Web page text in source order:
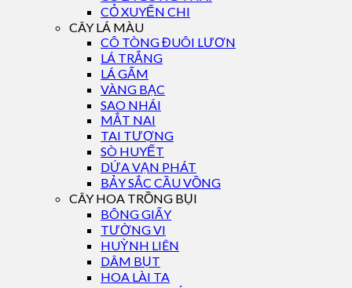
CỎ XUYẾN CHI
CÂY LÁ MÀU
CÔ TÒNG ĐUÔI LƯƠN
LÁ TRẮNG
LÁ GẤM
VÀNG BẠC
SAO NHÁI
MẮT NAI
TAI TƯỢNG
SÒ HUYẾT
DỨA VẠN PHÁT
BẢY SẮC CẦU VỒNG
CÂY HOA TRỒNG BỤI
BÔNG GIẤY
TƯỜNG VI
HUỲNH LIÊN
DÂM BỤT
HOA LÀI TA